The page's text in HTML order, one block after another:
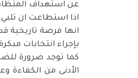
عن استهداف
اذا استطاعت ان
انها فرصة تاريخية
بإجراء انتخابات
كما توجد ضرورة
الأدنى من الكفاءة